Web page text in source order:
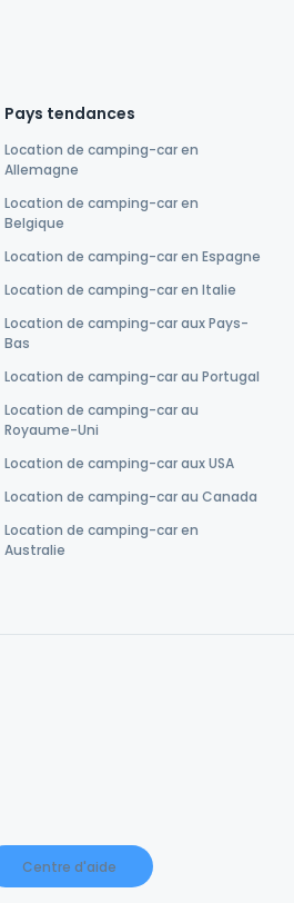
Pays tendances
Location de camping-car en
Allemagne
Location de camping-car en
Belgique
Location de camping-car en Espagne
Location de camping-car en Italie
Location de camping-car aux Pays-
Bas
Location de camping-car au Portugal
Location de camping-car au
Royaume-Uni
Location de camping-car aux USA
Location de camping-car au Canada
Location de camping-car en
Australie
Centre d'aide